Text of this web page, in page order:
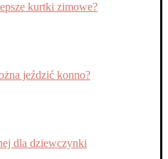
kurtki zimowe?
jeździć konno?
dla dziewczynki